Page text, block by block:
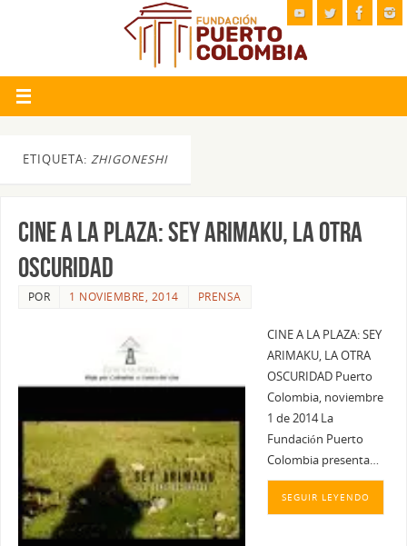
ETIQUETA: ZHIGONESHI
CINE A LA PLAZA: SEY ARIMAKU, LA OTRA
OSCURIDAD
POR 1 NOVIEMBRE, 2014 PRENSA
CINE A LA PLAZA: SEY
ARIMAKU, LA OTRA
OSCURIDAD Puerto
Colombia, noviembre
1 de 2014 La
Fundación Puerto
Colombia presenta…
SEGUIR LEYENDO